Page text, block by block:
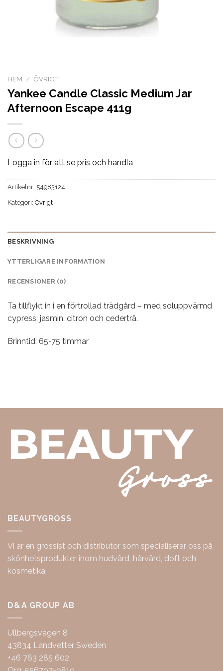
HEM / ÖVRIGT
Yankee Candle Classic Medium Jar
Afternoon Escape 411g
Logga in för att se pris och handla
Artikelnr: 54983124
Kategori: Övrigt
BESKRIVNING
YTTERLIGARE INFORMATION
RECENSIONER (0)
Ta tillflykt in i en förtrollad trädgård – med soluppvärmd
cypress, jasmin, citron och cederträ.
Brinntid: 65-75 timmar
BEAUTYGROSS
Vi är en grossist och distributör som specialiserar oss på
skönhetsprodukter inom hudvård, hårvård, doft och
kosmetika.
D&A GROUP AB
Ullbergsvägen 8
43834 Landvetter Sweden
+46 763 285 602